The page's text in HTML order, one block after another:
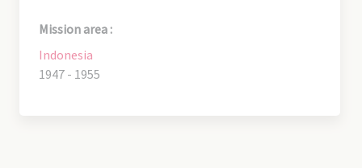
Mission area :
Indonesia
1947 - 1955